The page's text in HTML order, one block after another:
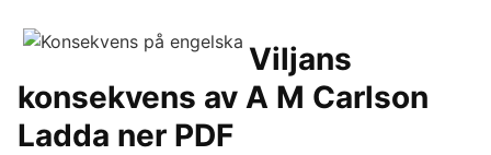
Viljans
konsekvens av A M Carlson
Ladda ner PDF